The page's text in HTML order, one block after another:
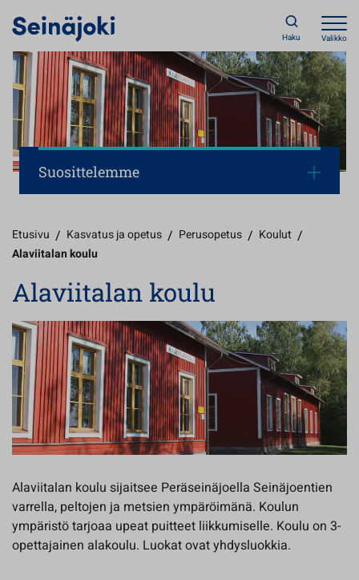
Haku Valikko
Suosittelemme
Etusivu / Kasvatus ja opetus / Perusopetus / Koulut /
Alaviitalan koulu
Alaviitalan koulu
Alaviitalan koulu sijaitsee Peräseinäjoella Seinäjoentien
varrella, peltojen ja metsien ympäröimänä. Koulun
ympäristö tarjoaa upeat puitteet liikkumiselle. Koulu on 3-
opettajainen alakoulu. Luokat ovat yhdysluokkia.